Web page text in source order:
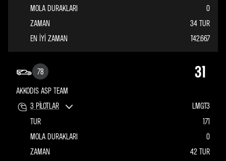
34 TUR
0
1'42.667
MOLA DURAKLARI
ZAMAN
EN IYI ZAMAN
31
78
3 PILOTLAR
AKKODIS ASP TEAM
LMGT3
171
42 TUR
0
TUR
MOLA DURAKLARI
ZAMAN